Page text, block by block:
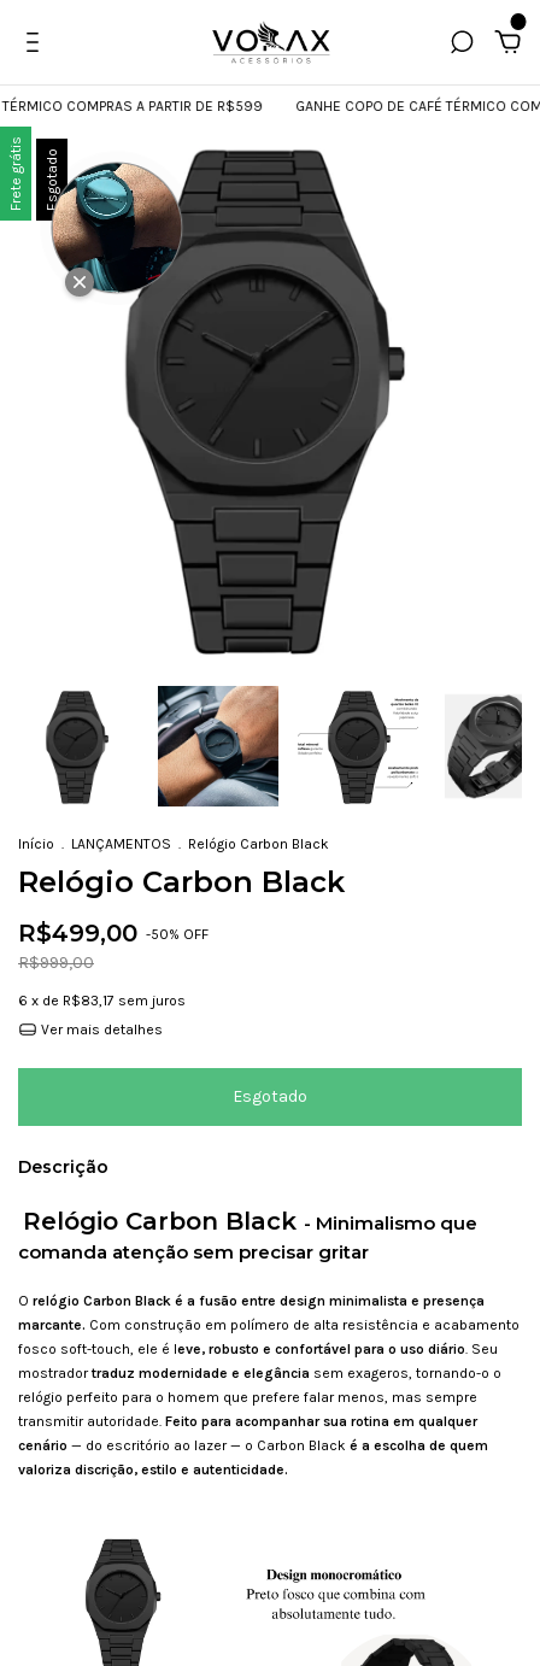
COMPRAS A PARTIR DE R$599 GANHE COPO DE CAFÉ TÉRMICO
Frete grátis Esgotado
Início . LANÇAMENTOS . Relógio Carbon Black
Relógio Carbon Black
R$499,00 -50% OFF
R$999,00
6 x de R$83,17 sem juros
Ver mais detalhes
Descrição
Relógio Carbon Black - Minimalismo que
comanda atenção sem precisar gritar
O relógio Carbon Black é a fusão entre design minimalista e presença
marcante. Com construção em polímero de alta resistência e acabamento
fosco soft-touch, ele é leve, robusto e confortável para o uso diário. Seu
mostradortraduz modernidade e elegância sem exageros, tornando-o o
relógio perfeito para o homem que prefere falar menos, mas sempre
transmitir autoridade. Feito para acompanhar sua rotina em qualquer
cenário — do escritório ao lazer — o Carbon Black é a escolha de quem
valoriza discrição, estilo e autenticidade.